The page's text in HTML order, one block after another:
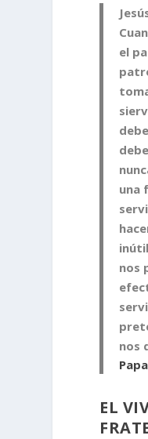
el
una
nos
nos
EL